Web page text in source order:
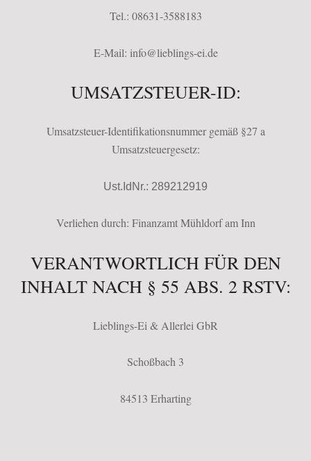
Tel.: 08631-3588183
E-Mail: info@lieblings-ei.de
UMSATZSTEUER-ID:
Umsatzsteuer-Identifikationsnummer gemäß §27 a
Umsatzsteuergesetz:
Ust.IdNr.: 289212919
Verliehen durch: Finanzamt Mühldorf am Inn
VERANTWORTLICH FÜR DEN
INHALT NACH § 55 ABS. 2 RSTV:
Lieblings-Ei & Allerlei GbR
Schoßbach 3
84513 Erharting